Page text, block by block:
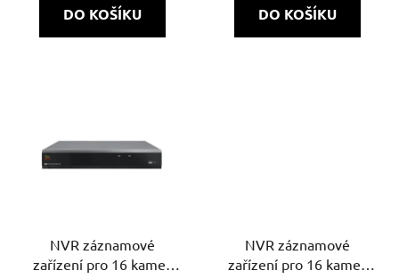
z
DO KOŠÍKU DO KOŠÍKU
NVR záznamové
zařízení pro 16 kamer
NVR záznamové
zařízení pro 16 kamer